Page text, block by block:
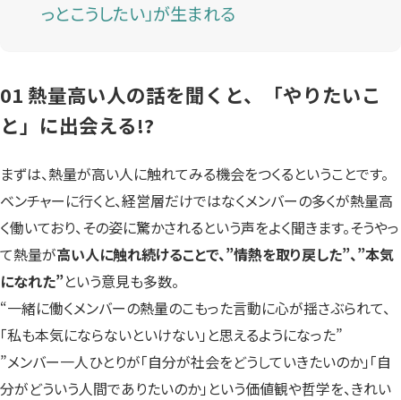
っとこうしたい」が生まれる
01 熱量高い人の話を聞くと、「やりたいこ
と」に出会える!?
まずは、熱量が高い人に触れてみる機会をつくるということです。
ベンチャーに行くと、経営層だけではなくメンバーの多くが熱量高
く働いており、その姿に驚かされるという声をよく聞きます。そうやっ
て熱量が高い人に触れ続けることで、”情熱を取り戻した”、”本気
になれた”という意見も多数。
“一緒に働くメンバーの熱量のこもった言動に心が揺さぶられて、
「私も本気にならないといけない」と思えるようになった”
”メンバー一人ひとりが「自分が社会をどうしていきたいのか」「自
分がどういう人間でありたいのか」という価値観や哲学を、きれい